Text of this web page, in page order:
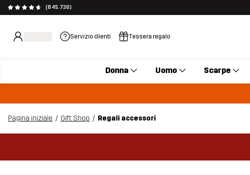
(845.736)
Servizio clienti Tessera regalo
Donna Uomo Scarpe
Pagina iniziale Gift Shop Regali accessori